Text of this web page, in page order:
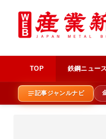
TOP 鉄鋼ニュース
記事ジャンルナビ